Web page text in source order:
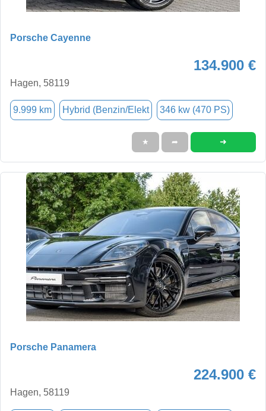
Porsche Cayenne
134.900 €
Hagen, 58119
9.999 km Hybrid (Benzin/Elekt 346 kw (470 PS)
★ ➦ ➜
Porsche Panamera
224.900 €
Hagen, 58119